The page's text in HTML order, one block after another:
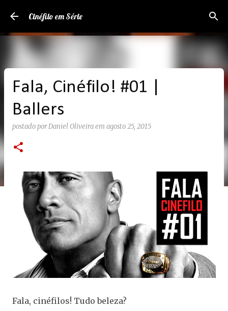
Pular para o conteúdo principal
Cinéfilo em Série
Fala, Cinéfilo! #01 |
Ballers
postado porDaniel Oliveiraem agosto 25, 2015
Fala, cinéfilos! Tudo beleza?